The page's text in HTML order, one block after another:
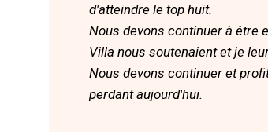
d'atteindre le top huit.
Nous devons continuer à être
Villa nous soutenaient et je
Nous devons continuer et
perdant aujourd'hui.